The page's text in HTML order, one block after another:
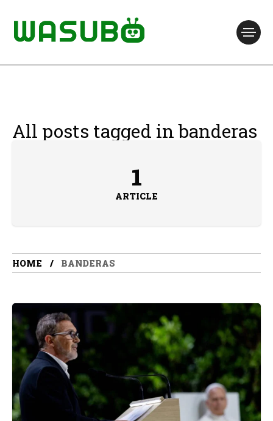
All posts tagged in banderas
1
ARTICLE
HOME BANDERAS